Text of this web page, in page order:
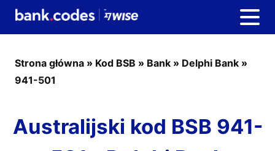
Strona główna » Kod BSB » Bank » Delphi Bank »
941-501
Australijski kod BSB 941-